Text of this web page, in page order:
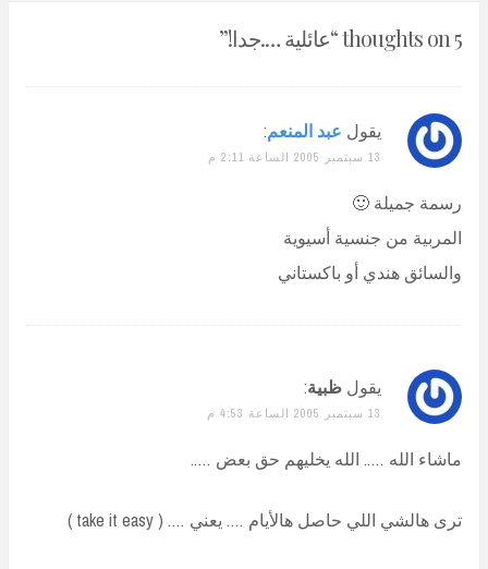
5 thoughts on “ عائلية ….جدا!”
يقول عبد المنعم:
13 سبتمبر 2005 الساعة 2:11 م
رسمة جميلة 🙂
المربية من جنسية أسيوية
والسائق هندي أو باكستاني
يقول ظبية:
13 سبتمبر 2005 الساعة 4:53 م
ماشاء الله ….. الله يخليهم حق بعض …..
ترى هالشي اللي حاصل هالأيام …. يعني …. ( take it easy )